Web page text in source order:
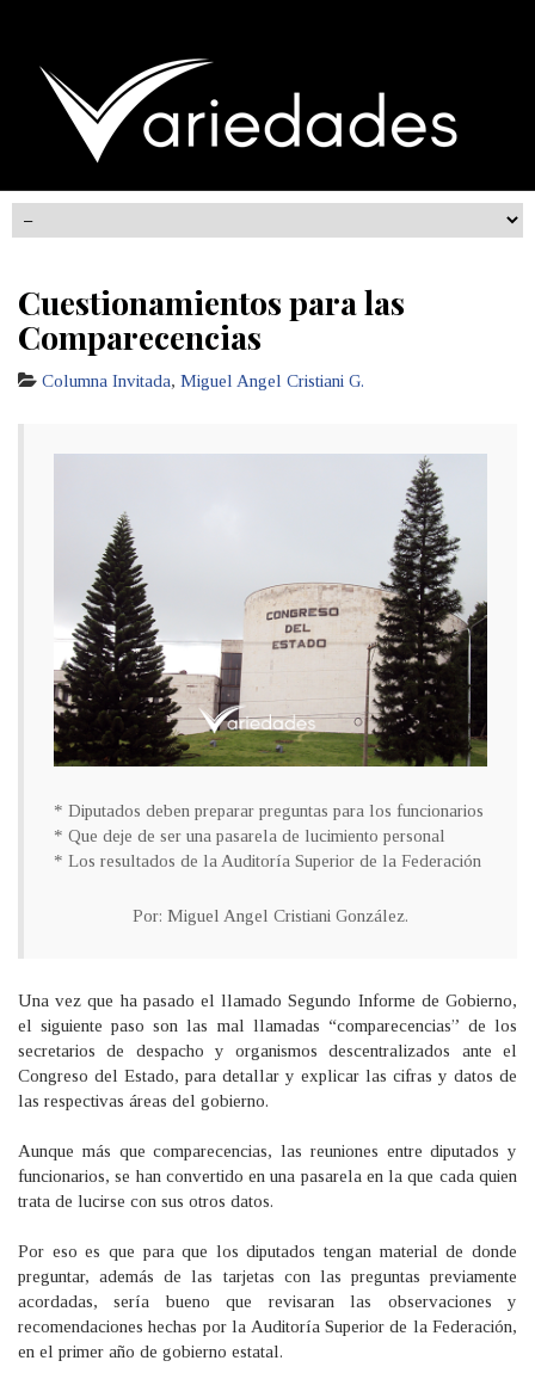
Cuestionamientos para las
Comparecencias
Columna Invitada, Miguel Angel Cristiani G.
* Diputados deben preparar preguntas para los funcionarios
* Que deje de ser una pasarela de lucimiento personal
* Los resultados de la Auditoría Superior de la Federación
Por: Miguel Angel Cristiani González.
Una vez que ha pasado el llamado Segundo Informe de Gobierno,
el siguiente paso son las mal llamadas “comparecencias” de los
secretarios de despacho y organismos descentralizados ante el
Congreso del Estado, para detallar y explicar las cifras y datos de
las respectivas áreas del gobierno.
Aunque más que comparecencias, las reuniones entre diputados y
funcionarios, se han convertido en una pasarela en la que cada quien
trata de lucirse con sus otros datos.
Por eso es que para que los diputados tengan material de donde
preguntar, además de las tarjetas con las preguntas previamente
acordadas, sería bueno que revisaran las observaciones y
recomendaciones hechas por la Auditoría Superior de la Federación,
en el primer año de gobierno estatal.